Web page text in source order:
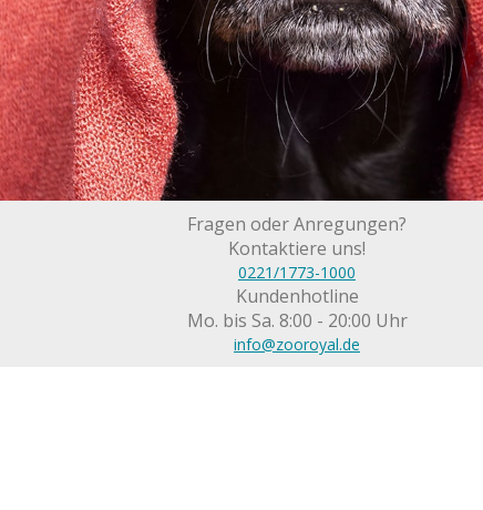
Fragen oder Anregungen?
Kontaktiere uns!
0221/1773-1000
Kundenhotline
Mo. bis Sa. 8:00 - 20:00 Uhr
info@zooroyal.de